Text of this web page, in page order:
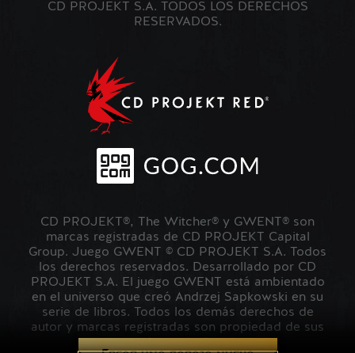
CD PROJEKT S.A. TODOS LOS DERECHOS
RESERVADOS.
CD PROJEKT®, The Witcher® y GWENT® son
marcas registradas de CD PROJEKT Capital
Group. Juego GWENT © CD PROJEKT S.A. Todos
los derechos reservados. Desarrollado por CD
PROJEKT S.A. El juego GWENT está ambientado
en el universo que creó Andrzej Sapkowski en su
serie de libros. Todos los demás derechos de
autor y marcas registradas son propiedad de sus
respectivos propietarios.